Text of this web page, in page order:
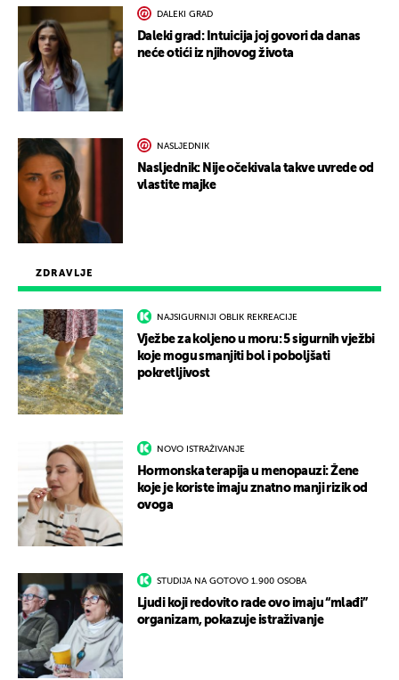
ZDRAVLJE
NAJSIGURNIJI OBLIK REKREACIJE
Vježbe za koljeno u moru: 5 sigurnih vježbi
koje mogu smanjiti bol i poboljšati
pokretljivost
NOVO ISTRAŽIVANJE
Hormonska terapija u menopauzi: Žene
koje je koriste imaju znatno manji rizik od
ovoga
STUDIJA NA GOTOVO 1.900 OSOBA
Ljudi koji redovito rade ovo imaju “mlađi”
organizam, pokazuje istraživanje
DALEKI GRAD
Daleki grad: Intuicija joj govori da danas
neće otići iz njihovog života
NASLJEDNIK
Nasljednik: Nije očekivala takve uvrede od
vlastite majke